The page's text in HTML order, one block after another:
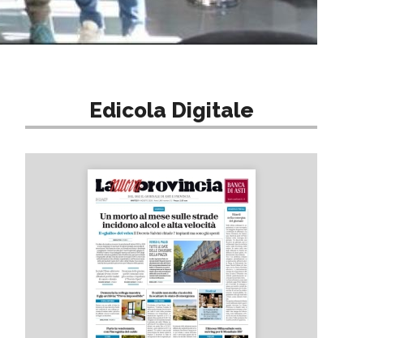
Edicola Digitale